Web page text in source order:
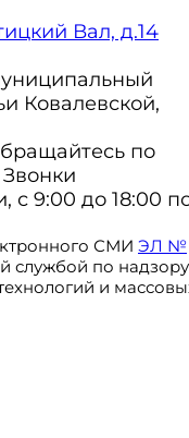
Вал, д.14
Ковалевской,
по
Звонки
с 9:00 до 18:00
СМИ ЭЛ №
службой по надзору
и